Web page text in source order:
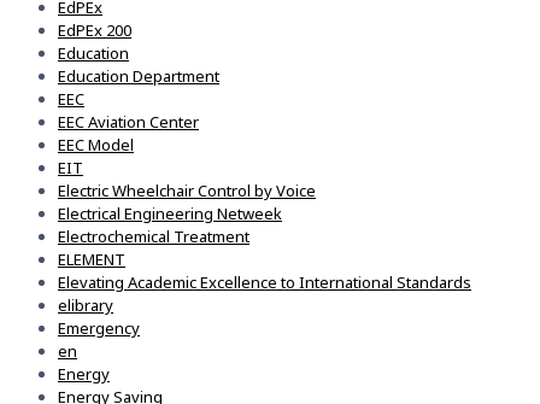
EdPEx
EdPEx 200
Education
Education Department
EEC
EEC Aviation Center
EEC Model
EIT
Electric Wheelchair Control by Voice
Electrical Engineering Netweek
Electrochemical Treatment
ELEMENT
Elevating Academic Excellence to International Standards
elibrary
Emergency
en
Energy
Energy Saving